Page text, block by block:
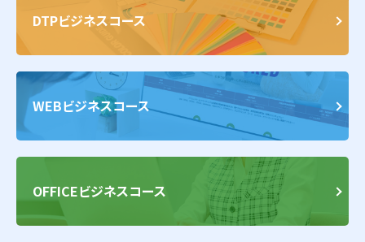
DTPビジネスコース
WEBビジネスコース
OFFICEビジネスコース